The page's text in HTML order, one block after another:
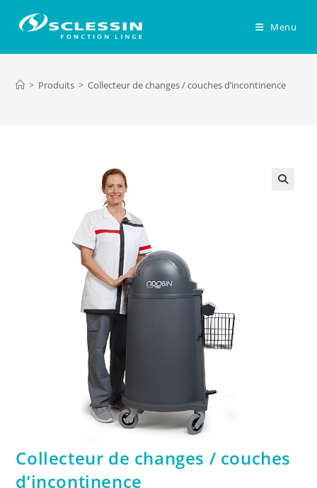
Menu
> Produits > Collecteur de changes / couches d’incontinence
Collecteur de changes / couches
d’incontinence